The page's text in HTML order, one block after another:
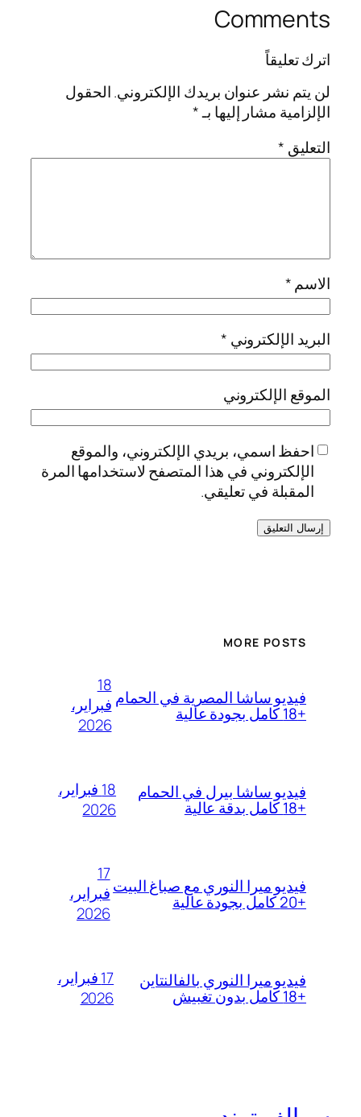
Comments
اترك تعليقاً
لن يتم نشر عنوان بريدك الإلكتروني.الحقول
الإلزامية مشار إليها بـ*
التعليق *
الاسم*
البريد الإلكتروني *
الموقع الإلكتروني
احفظ اسمي، بريدي الإلكتروني، والموقع
الإلكتروني في هذا المتصفح لاستخدامها المرة
المقبلة في تعليقي.
MORE POSTS
فيديو ساشا المصرية في الحمام
+18 كامل بجودة عالية
18
فبراير،
2026
فيديو ساشا بيرل في الحمام
+18 كامل بدقة عالية
18 فبراير،
2026
فيديو ميرا النوري مع صباغ البيت
+20 كامل بجودة عالية
17
فبراير،
2026
فيديو ميرا النوري بالفالنتاين
+18 كامل بدون تغبيش
17 فبراير،
2026